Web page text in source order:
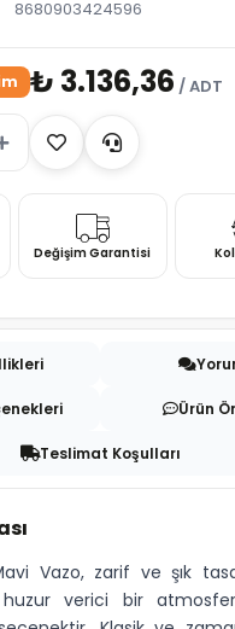
8680903424596
₺ 3.136,36 / ADT
Değişim Garantisi
Ürün
Teslimat Koşulları
Vazo, zarif ve şık
verici bir